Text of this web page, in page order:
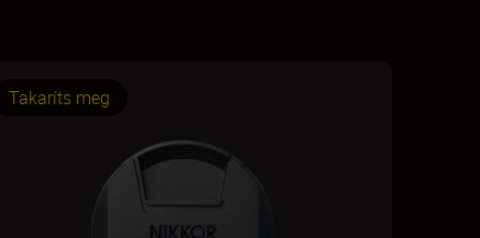
Takaríts meg